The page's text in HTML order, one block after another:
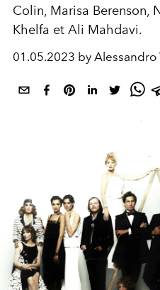
Colin, Marisa Berenson,
Khelfa et Ali Mahdavi.
01.05.2023 by Alessandro